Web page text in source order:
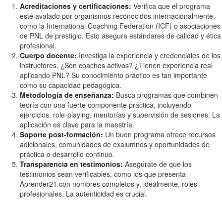
Acreditaciones y certificaciones: Verifica que el programa
esté avalado por organismos reconocidos internacionalmente,
como la International Coaching Federation (ICF) o asociaciones
de PNL de prestigio. Esto asegura estándares de calidad y ética
profesional.
Cuerpo docente: Investiga la experiencia y credenciales de los
instructores. ¿Son coaches activos? ¿Tienen experiencia real
aplicando PNL? Su conocimiento práctico es tan importante
como su capacidad pedagógica.
Metodología de enseñanza: Busca programas que combinen
teoría con una fuerte componente práctica, incluyendo
ejercicios, role-playing, mentorías y supervisión de sesiones. La
aplicación es clave para la maestría.
Soporte post-formación: Un buen programa ofrece recursos
adicionales, comunidades de exalumnos y oportunidades de
práctica o desarrollo continuo.
Transparencia en testimonios: Asegúrate de que los
testimonios sean verificables, como los que presenta
Aprender21 con nombres completos y, idealmente, roles
profesionales. La autenticidad es crucial.